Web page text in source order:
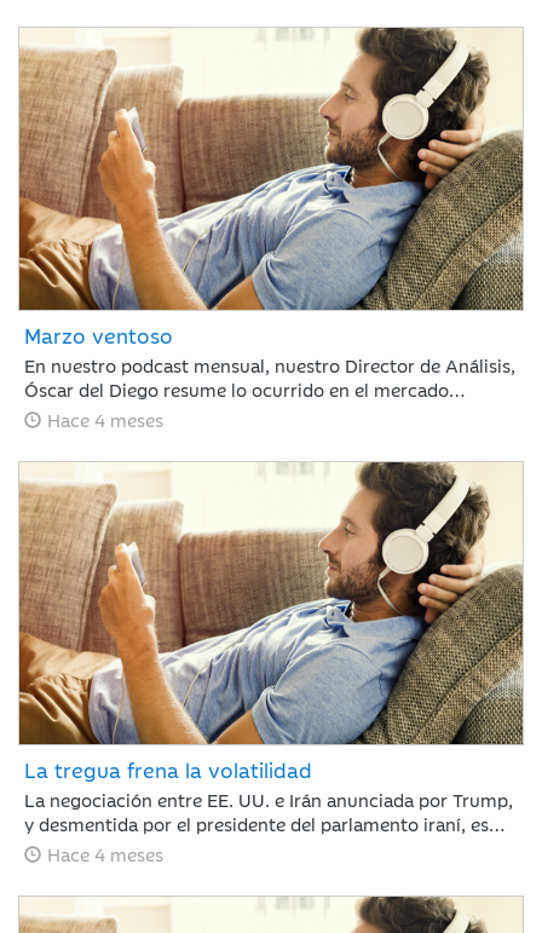
infraestructura energética iraní para llevar al país a la
“edad de piedra” si no se reabre el estrecho de Ormuz
antes del martes por la noche.
Marzo ventoso
En nuestro podcast mensual, nuestro Director de Análisis,
Óscar del Diego resume lo ocurrido en el mercado
financiero durante un mes, en el que el conflicto de Irán
buen año para los mercados financieros.
Hace 4 meses
La tregua frena la volatilidad
La negociación entre EE. UU. e Irán anunciada por Trump,
y desmentida por el presidente del parlamento iraní, es
suficiente para calmar a los mercados y romper la racha
Santamaría de Area de Negocio, repasa una semana que
sigue marcada por la guerra de Irán.
Hace 4 meses